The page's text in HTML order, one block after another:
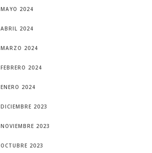
MAYO 2024
ABRIL 2024
MARZO 2024
FEBRERO 2024
ENERO 2024
DICIEMBRE 2023
NOVIEMBRE 2023
OCTUBRE 2023